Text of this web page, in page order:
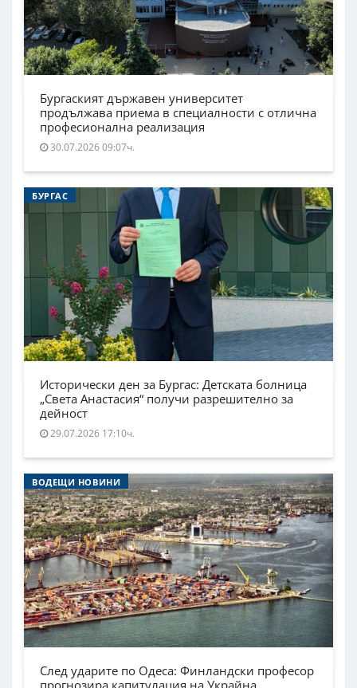
Бургаският държавен университет
продължава приема в специалности с отлична
професионална реализация
30.07.2026 09:07ч.
БУРГАС
Исторически ден за Бургас: Детската болница
„Света Анастасия“ получи разрешително за
дейност
29.07.2026 17:10ч.
ВОДЕЩИ НОВИНИ
След ударите по Одеса: Финландски професор
прогнозира капитулация на Украйна